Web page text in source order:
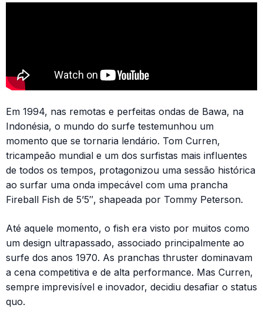
Em 1994, nas remotas e perfeitas ondas de Bawa, na
Indonésia, o mundo do surfe testemunhou um
momento que se tornaria lendário. Tom Curren,
tricampeão mundial e um dos surfistas mais influentes
de todos os tempos, protagonizou uma sessão histórica
ao surfar uma onda impecável com uma prancha
Fireball Fish de 5’5″, shapeada por Tommy Peterson.
Até aquele momento, o fish era visto por muitos como
um design ultrapassado, associado principalmente ao
surfe dos anos 1970. As pranchas thruster dominavam
a cena competitiva e de alta performance. Mas Curren,
sempre imprevisível e inovador, decidiu desafiar o status
quo.